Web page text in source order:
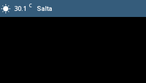
30.1 C Salta